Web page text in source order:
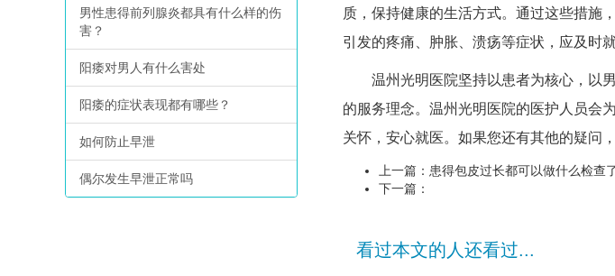
男性患得前列腺炎都具有什么样的伤
害？
阳痿对男人有什么害处
阳痿的症状表现都有哪些？
如何防止早泄
偶尔发生早泄正常吗
质，保持健康的生活方式。通过这些措施
引发的疼痛、肿胀、溃疡等症状，应及时
温州光明医院坚持以患者为核心，以男
的服务理念。温州光明医院的医护人员会
关怀，安心就医。如果您还有其他的疑问
上一篇： 患得包皮过长都可以做什么检查
下一篇：
看过本文的人还看过...